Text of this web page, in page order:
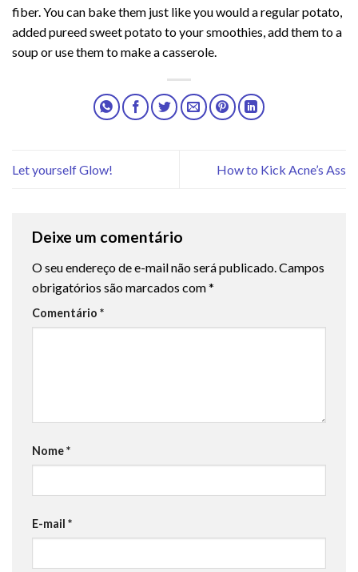
fiber. You can bake them just like you would a regular potato,
added pureed sweet potato to your smoothies, add them to a
soup or use them to make a casserole.
Let yourself Glow! How to Kick Acne’s Ass
Deixe um comentário
O seu endereço de e-mail não será publicado.Campos
obrigatórios são marcados com*
Comentário *
Nome*
E-mail *